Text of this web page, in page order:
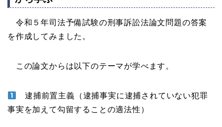
令和５年司法予備試験の刑事訴訟法論文問題の答案
を作成してみました。
この論文からは以下のテーマが学べます。
逮捕前置主義（逮捕事実に逮捕されていない犯罪
事実を加えて勾留することの適法性）